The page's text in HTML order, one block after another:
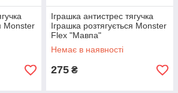
Monster
Іграшка антистрес тягучка
Іграшка розтягується Monster
Flex "Мавпа"
Немає в наявності
275 ₴